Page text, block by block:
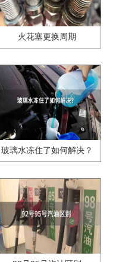
火花塞更换周期
玻璃水冻住了如何解决？